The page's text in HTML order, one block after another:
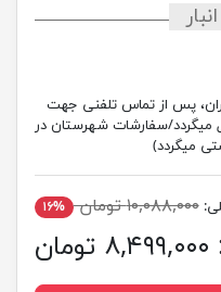
تهران، پس از تماس تلفنی جهت
میگردد/سفارشات شهرستان در
میگردد)
۱۰,۰۸۸,۰۰۰ تومان ۱۶%
۸,۴۹۹,۰۰۰ تومان